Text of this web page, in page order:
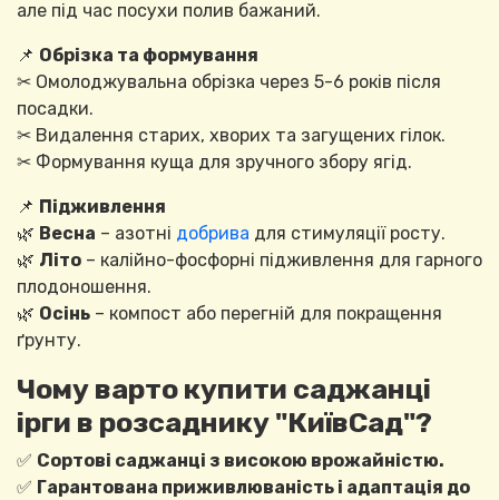
але під час посухи полив бажаний.
📌 Обрізка та формування
✂ Омолоджувальна обрізка через 5-6 років після
посадки.
✂ Видалення старих, хворих та загущених гілок.
✂ Формування куща для зручного збору ягід.
📌 Підживлення
🌿 Весна – азотні добрива для стимуляції росту.
🌿 Літо – калійно-фосфорні підживлення для гарного
плодоношення.
🌿 Осінь – компост або перегній для покращення
ґрунту.
Чому варто купити саджанці
ірги в розсаднику "КиївСад"?
✅ Сортові саджанці з високою врожайністю.
✅ Гарантована приживлюваність і адаптація до